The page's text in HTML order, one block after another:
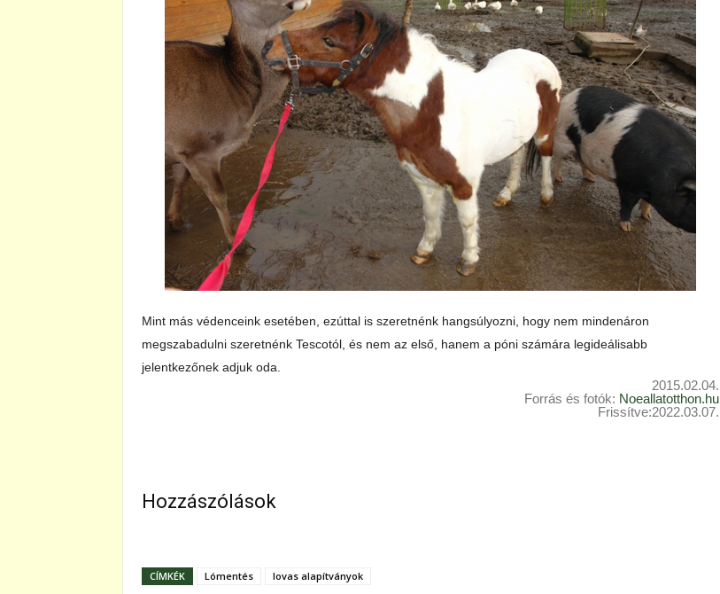
Mint más védenceink esetében, ezúttal is szeretnénk hangsúlyozni, hogy nem mindenáron
megszabadulni szeretnénk Tescotól, és nem az első, hanem a póni számára legideálisabb
jelentkezőnek adjuk oda.
2015.02.04.
Forrás és fotók: Noeallatotthon.hu
Frissítve:2022.03.07.
Hozzászólások
CÍMKÉK Lómentés lovas alapítványok